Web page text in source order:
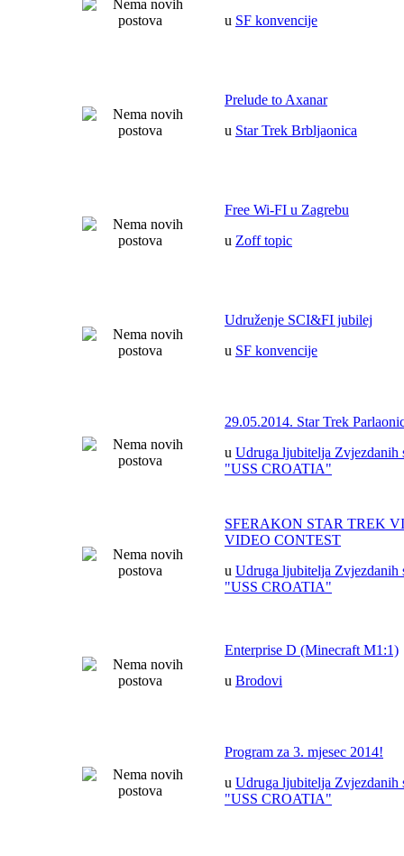
u SF konvencije
Prelude to Axanar
u Star Trek Brbljaonica
Free Wi-FI u Zagrebu
u Zoff topic
Udruženje SCI&FI jubilej
u SF konvencije
29.05.2014. Star Trek
u Udruga ljubitelja Zvjezdanih
"USS CROATIA"
SFERAKON STAR TREK
VIDEO CONTEST
u Udruga ljubitelja Zvjezdanih
"USS CROATIA"
Enterprise D (Minecraft M1:1)
u Brodovi
Program za 3. mjesec 2014!
u Udruga ljubitelja Zvjezdanih
"USS CROATIA"